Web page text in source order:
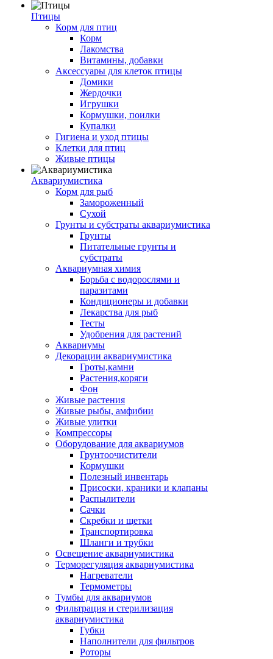
Птицы
Корм для птиц
Корм
Лакомства
Витамины, добавки
Аксессуары для клеток птицы
Домики
Жердочки
Игрушки
Кормушки, поилки
Купалки
Гигиена и уход птицы
Клетки для птиц
Живые птицы
Аквариумистика
Корм для рыб
Замороженный
Сухой
Грунты и субстраты аквариумистика
Грунты
Питательные грунты и
субстраты
Аквариумная химия
Борьба с водорослями и
паразитами
Кондиционеры и добавки
Лекарства для рыб
Тесты
Удобрения для растений
Аквариумы
Декорации аквариумистика
Гроты,камни
Растения,коряги
Фон
Живые растения
Живые рыбы, амфибии
Живые улитки
Компрессоры
Оборудование для аквариумов
Грунтоочистители
Кормушки
Полезный инвентарь
Присоски, краники и клапаны
Распылители
Сачки
Скребки и щетки
Транспортировка
Шланги и трубки
Освещение аквариумистика
Терморегуляция аквариумистика
Нагреватели
Термометры
Тумбы для аквариумов
Фильтрация и стерилизация
аквариумистика
Губки
Наполнители для фильтров
Роторы